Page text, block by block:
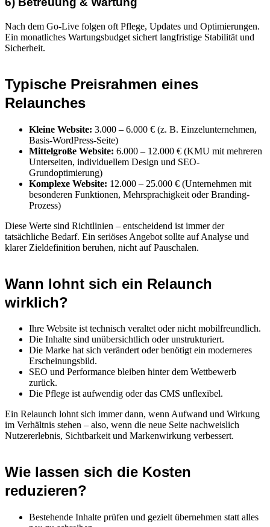
Nach dem Go-Live folgen oft Pflege, Updates und Optimierungen.
Ein monatliches Wartungsbudget sichert langfristige Stabilität und
Sicherheit.
Typische Preisrahmen eines
Relaunches
Kleine Website: 3.000 – 6.000 € (z. B. Einzelunternehmen,
Basis-WordPress-Seite)
Mittelgroße Website: 6.000 – 12.000 € (KMU mit mehreren
Unterseiten, individuellem Design und SEO-
Grundoptimierung)
Komplexe Website: 12.000 – 25.000 € (Unternehmen mit
besonderen Funktionen, Mehrsprachigkeit oder Branding-
Prozess)
Diese Werte sind Richtlinien – entscheidend ist immer der
tatsächliche Bedarf. Ein seriöses Angebot sollte auf Analyse und
klarer Zieldefinition beruhen, nicht auf Pauschalen.
Wann lohnt sich ein Relaunch
wirklich?
Ihre Website ist technisch veraltet oder nicht mobilfreundlich.
Die Inhalte sind unübersichtlich oder unstrukturiert.
Die Marke hat sich verändert oder benötigt ein moderneres
Erscheinungsbild.
SEO und Performance bleiben hinter dem Wettbewerb
zurück.
Die Pflege ist aufwendig oder das CMS unflexibel.
Ein Relaunch lohnt sich immer dann, wenn Aufwand und Wirkung
im Verhältnis stehen – also, wenn die neue Seite nachweislich
Nutzererlebnis, Sichtbarkeit und Markenwirkung verbessert.
Wie lassen sich die Kosten
reduzieren?
Bestehende Inhalte prüfen und gezielt übernehmen statt alles